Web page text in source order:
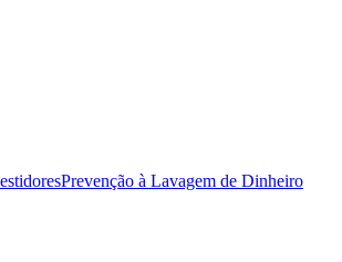
Prevenção à Lavagem de Dinheiro